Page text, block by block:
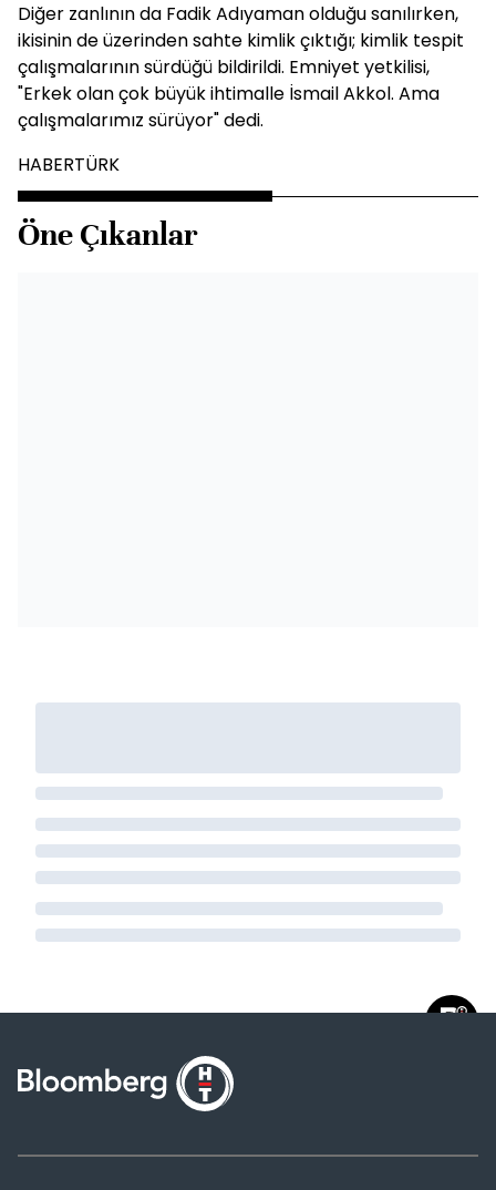
Diğer zanlının da Fadik Adıyaman olduğu sanılırken,
ikisinin de üzerinden sahte kimlik çıktığı; kimlik tespit
çalışmalarının sürdüğü bildirildi. Emniyet yetkilisi,
"Erkek olan çok büyük ihtimalle İsmail Akkol. Ama
çalışmalarımız sürüyor" dedi.
HABERTÜRK
Öne Çıkanlar